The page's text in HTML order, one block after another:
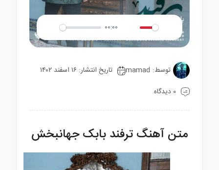
Play
00:00
Mute Settings
توسط: mamad
تاریخ انتشار: ۱۶ اسفند ۱۴۰۲
0 دیدگاه
متن آهنگ ترفند بابک جهانبخش